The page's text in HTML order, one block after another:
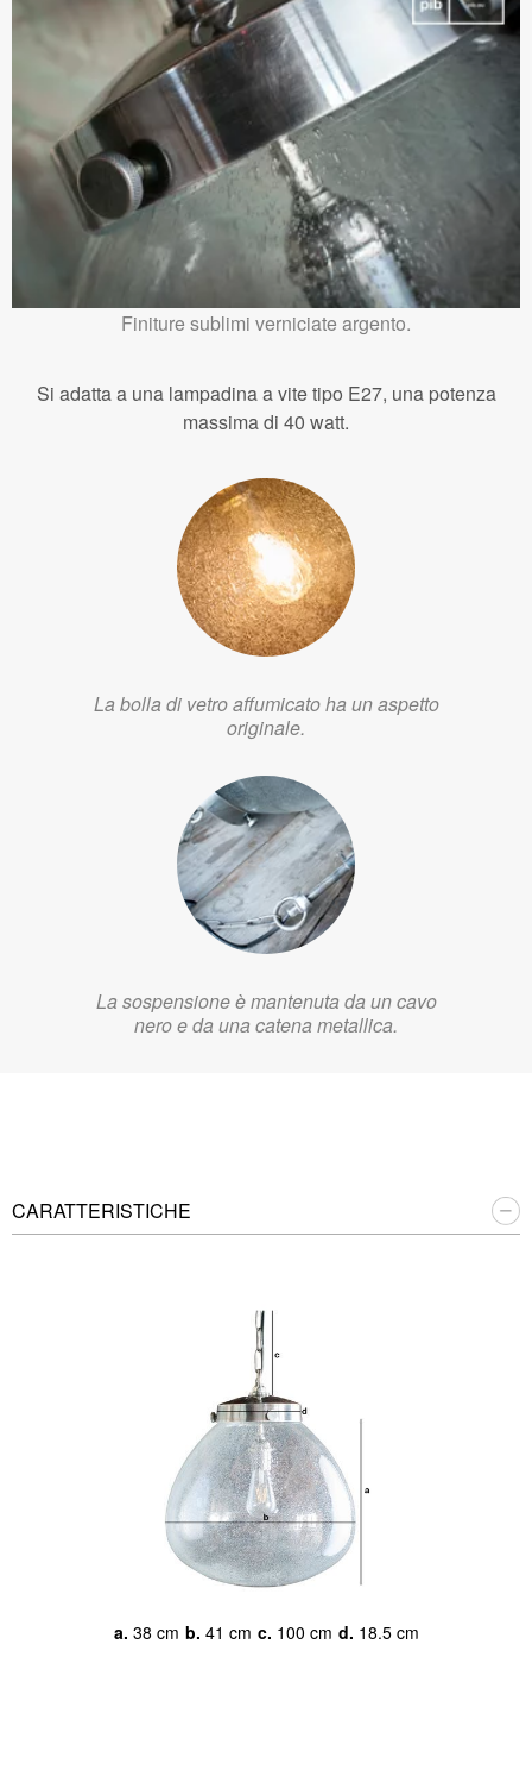
Finiture sublimi verniciate argento.
Si adatta a una lampadina a vite tipo E27, una potenza
massima di 40 watt.
La bolla di vetro affumicato ha un aspetto
originale.
La sospensione è mantenuta da un cavo
nero e da una catena metallica.
CARATTERISTICHE
a. 38 cm b. 41 cm c. 100 cm d. 18.5 cm